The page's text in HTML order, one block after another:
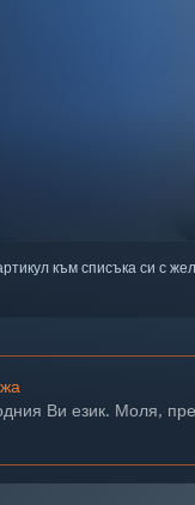
към списъка си с
Ви език. Моля,